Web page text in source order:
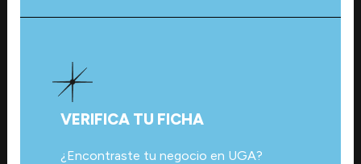
VERIFICA TU FICHA
¿Encontraste tu negocio en UGA?